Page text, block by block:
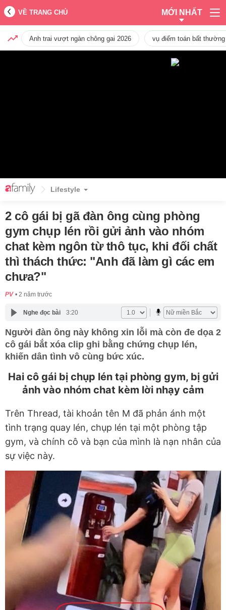
VỀ TRANG CHỦ MỚI NHẤT
Anh trai vượt ngàn chông gai 2026 vụ điểm toán bất
Lifestyle
2 cô gái bị gã đàn ông cùng phòng
gym chụp lén rồi gửi ảnh vào nhóm
chat kèm ngôn từ thô tục, khi đối chất
thì thách thức: "Anh đã làm gì các em
chưa?"
PV 2 năm trước
Nghe đọc bài 3:20
Người đàn ông này không xin lỗi mà còn đe dọa 2
cô gái bắt xóa clip ghi bằng chứng chụp lén,
khiến dân tình vô cùng bức xúc.
Hai cô gái bị chụp lén tại phòng gym, bị gửi
ảnh vào nhóm chat kèm lời nhạy cảm
Trên Thread, tài khoản tên M đã phản ánh một
tình trạng quay lén, chụp lén tại một phòng tập
gym, và chính cô và bạn của mình là nạn nhân của
sự việc này.